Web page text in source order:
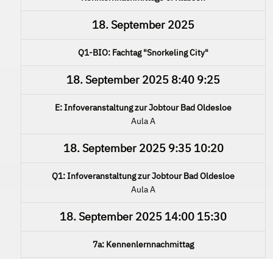
18. September 2025
Q1-BIO: Fachtag "Snorkeling City"
18. September 2025 8:40 9:25
E: Infoveranstaltung zur Jobtour Bad Oldesloe
Aula A
18. September 20259:35 10:20
Q1: Infoveranstaltung zur Jobtour Bad Oldesloe
Aula A
18. September 2025 14:00 15:30
7a: Kennenlernnachmittag